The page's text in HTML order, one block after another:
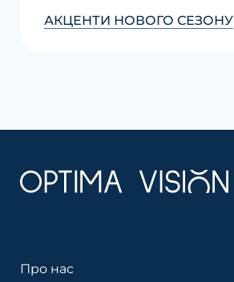
АКЦЕНТИ НОВОГО СЕЗОНУ
Про нас